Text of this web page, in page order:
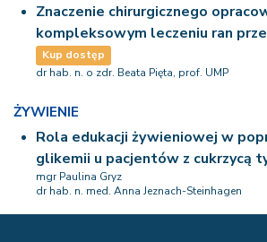
Znaczenie chirurgicznego
kompleksowym leczeniu ran
Kup dostęp
dr hab. n. o zdr. Beata Pięta, prof. UMP
ŻYWIENIE
Rola edukacji żywieniowej w
glikemii u pacjentów z cukrzycą
mgr Paulina Gryz
dr hab. n. med. Anna Jeznach-Steinhagen